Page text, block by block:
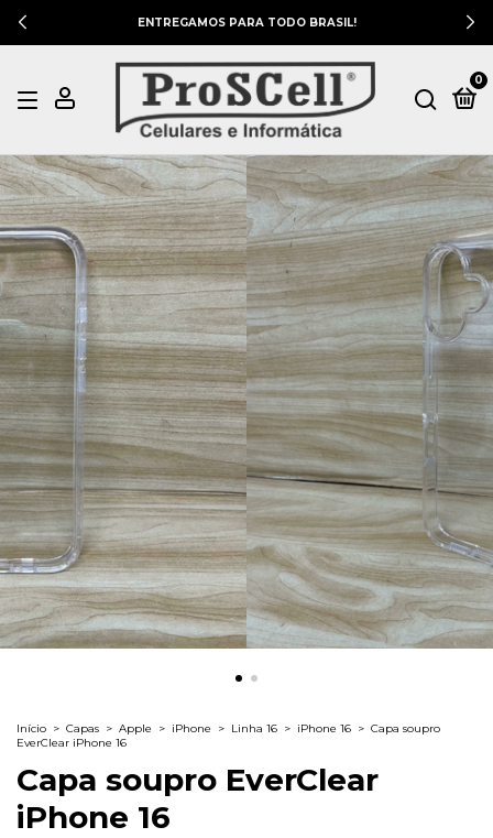
ENTREGAMOS PARA TODO BRASIL!
0
Início > Capas > Apple > iPhone > Linha 16 > iPhone 16 > Capa soupro
EverClear iPhone 16
Capa soupro EverClear
iPhone 16